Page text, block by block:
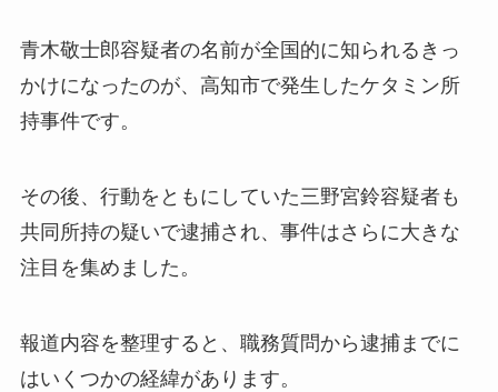
青木敬士郎容疑者の名前が全国的に知られるきっ
かけになったのが、高知市で発生したケタミン所
持事件です。
その後、行動をともにしていた三野宮鈴容疑者も
共同所持の疑いで逮捕され、事件はさらに大きな
注目を集めました。
報道内容を整理すると、職務質問から逮捕までに
はいくつかの経緯があります。